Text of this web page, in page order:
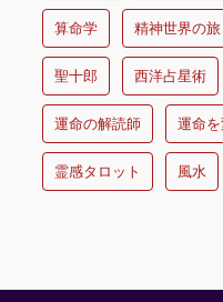
算命学 精神世界の旅
聖十郎 西洋占星術
運命の解読師 運命
霊感タロット 風水